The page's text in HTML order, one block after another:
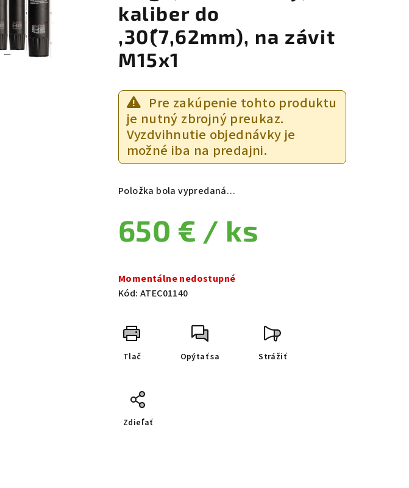
kaliber do
,30˝(7,62mm), na závit
M15x1
Pre zakúpenie tohto produktu
je nutný zbrojný preukaz.
Vyzdvihnutie objednávky je
možné iba na predajni.
Položka bola vypredaná…
650 € / ks
Momentálne nedostupné
Kód: ATEC01140
Tlač Opýtať sa Strážiť
Zdieľať